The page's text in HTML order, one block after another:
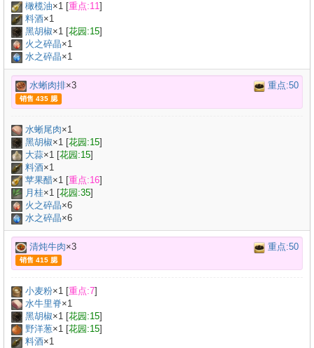
橄榄油×1 [重点:11]
料酒×1
黑胡椒×1 [花园:15]
火之碎晶×1
水之碎晶×1
水蜥肉排×3 重点:50
销售 435 腮
水蜥尾肉×1
黑胡椒×1 [花园:15]
大蒜×1 [花园:15]
料酒×1
苹果醋×1 [重点:16]
月桂×1 [花园:35]
火之碎晶×6
水之碎晶×6
清炖牛肉×3 重点:50
销售 415 腮
小麦粉×1 [重点:7]
水牛里脊×1
黑胡椒×1 [花园:15]
野洋葱×1 [花园:15]
料酒×1